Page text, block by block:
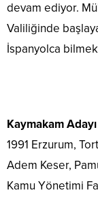
devam ediyor.
Valiliğinde
İspanyolca
Kaymakam
1991 Erzurum,
Adem Keser,
Kamu Yönetimi